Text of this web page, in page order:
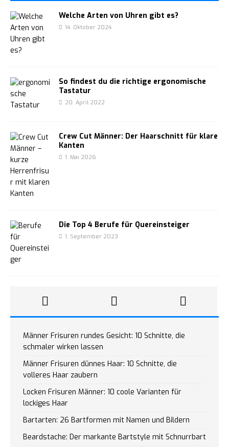
Welche Arten von Uhren gibt es?
14. Oktober 2024
So findest du die richtige ergonomische
Tastatur
20. April 2022
Crew Cut Männer: Der Haarschnitt für klare
Kanten
1. Mai 2026
Die Top 4 Berufe für Quereinsteiger
1. September 2023
Männer Frisuren rundes Gesicht: 10 Schnitte, die
schmaler wirken lassen
Männer Frisuren dünnes Haar: 10 Schnitte, die
volleres Haar zaubern
Locken Frisuren Männer: 10 coole Varianten für
lockiges Haar
Bartarten: 26 Bartformen mit Namen und Bildern
Beardstache: Der markante Bartstyle mit Schnurrbart